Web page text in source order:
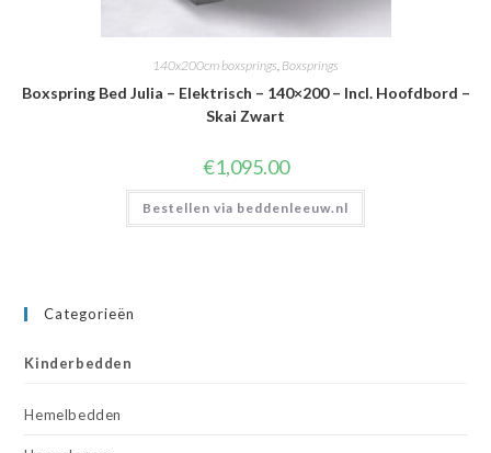
140x200cm boxsprings, Boxsprings
Boxspring Bed Julia – Elektrisch – 140×200 – Incl. Hoofdbord –
Skai Zwart
€1,095.00
Bestellen via beddenleeuw.nl
Categorieën
Kinderbedden
Hemelbedden